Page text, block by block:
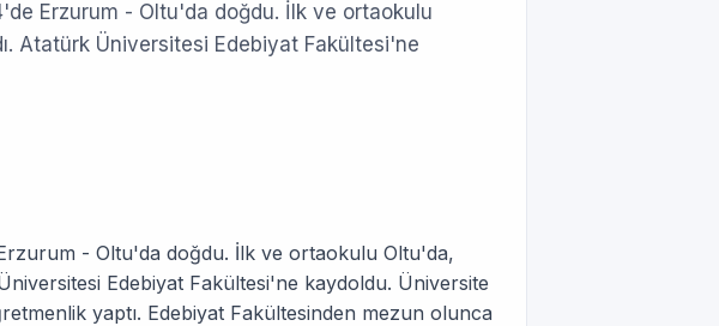
Erzurum - Oltu'da doğdu. İlk ve ortaokulu
Atatürk Üniversitesi Edebiyat Fakültesi'ne
- Oltu'da doğdu. İlk ve ortaokulu Oltu'da,
Edebiyat Fakültesi'ne kaydoldu. Üniversite
yaptı. Edebiyat Fakültesinden mezun olunca